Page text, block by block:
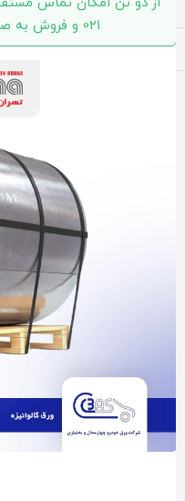
021 و فروش به صورت عمده نیز وجود دارد.